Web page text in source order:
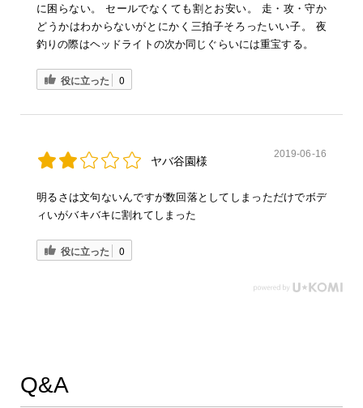
に困らない。 セールでなくても割とお安い。 走・攻・守か
どうかはわからないがとにかく三拍子そろったいい子。 夜
釣りの際はヘッドライトの次か同じぐらいには重宝する。
役に立った 0
ヤバ谷園様
2019-06-16
明るさは文句ないんですが数回落としてしまっただけでボデ
ィいがバキバキに割れてしまった
役に立った 0
Q&A